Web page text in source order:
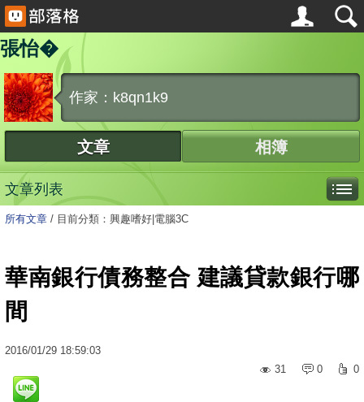
張怡�
作家：k8qn1k9
文章 相簿
文章列表
所有文章 / 目前分類：興趣嗜好|電腦3C
華南銀行債務整合 建議貸款銀行哪
間
2016/01/29 18:59:03
31
0 0